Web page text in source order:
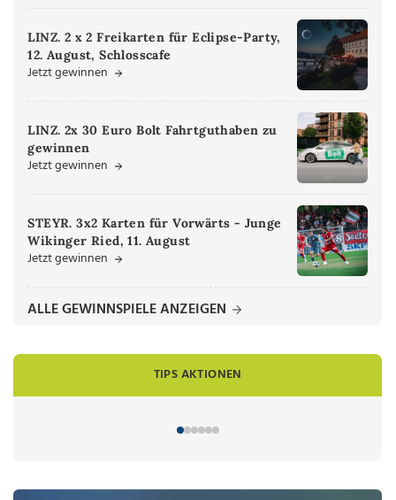
LINZ. 2 x 2 Freikarten für Eclipse-Party,
12. August, Schlosscafe
Jetzt gewinnen
LINZ. 2x 30 Euro Bolt Fahrtguthaben zu
gewinnen
Jetzt gewinnen
STEYR. 3x2 Karten für Vorwärts - Junge
Wikinger Ried, 11. August
Jetzt gewinnen
ALLE GEWINNSPIELE ANZEIGEN
TIPS AKTIONEN